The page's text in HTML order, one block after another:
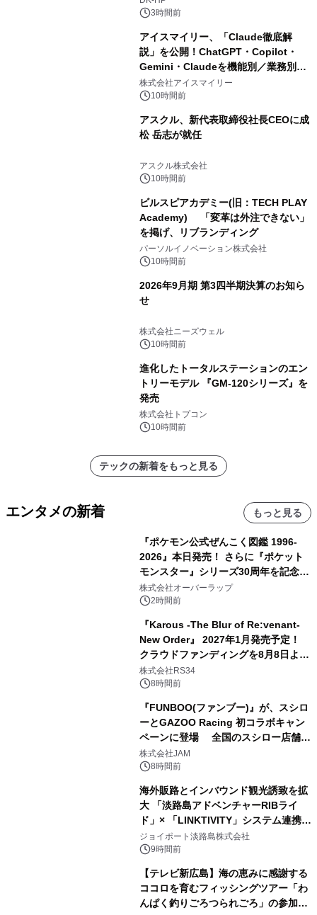
3時間前
アイスマイリー、「Claude徹底解
説」を公開！ChatGPT・Copilot・
Gemini・Claudeを機能別／業務別に
比較―自社に合う生成AIの選び方がわ
かる実践ガイド
株式会社アイスマイリー
10時間前
アスクル、新代表取締役社長CEOに成
松 岳志が就任
アスクル株式会社
10時間前
ビルスピアカデミー(旧：TECH PLAY
Academy) 「変革は外注できない」
を掲げ、リブランディング
パーソルイノベーション株式会社
10時間前
2026年9月期 第3四半期決算のお知ら
せ
株式会社ニーズウェル
10時間前
進化したトータルステーションのエン
トリーモデル 『GM-120シリーズ』を
発売
株式会社トプコン
10時間前
テックの新着をもっと見る
エンタメの新着 もっと見る
『ポケモン公式ぜんこく図鑑 1996-
2026』本日発売！ さらに『ポケット
モンスター』シリーズ30周年を記念し
た画集『ポケットモンスター ビジュア
ルアートブック』の発売決定！ 2026
株式会社オーバーラップ
2時間前
『Karous -The Blur of Re:venant-
New Order』 2027年1月発売予定！
クラウドファンディングを8月8日より
開始
株式会社RS34
8時間前
『FUNBOO(ファンブー)』が、スシロ
ーとGAZOO Racing 初コラボキャン
ペーンに登場 全国のスシロー店舗で
GR 4車種の FUNBOO(ミニカー)付き
メニューが展開されます
株式会社JAM
8時間前
海外販路とインバウンド観光誘致を拡
大 「淡路島アドベンチャーRIBライ
ド」× 「LINKTIVITY」システム連携を
開始！
ジョイポート淡路島株式会社
9時間前
【テレビ新広島】海の恵みに感謝する
ココロを育むフィッシングツアー「わ
んぱく釣りごろつられごろ」の参加小